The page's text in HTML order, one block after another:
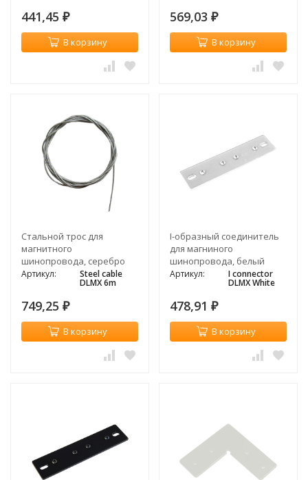
441,45 ₽
В корзину
569,03 ₽
В корзину
Cтальной трос для
магнитного
шинопровода, серебро
Артикул: Steel cable
DLMX 6m
749,25 ₽
В корзину
I-образный соединитель
для магниного
шинопровода, белый
Артикул: I connector
DLMX White
478,91 ₽
В корзину